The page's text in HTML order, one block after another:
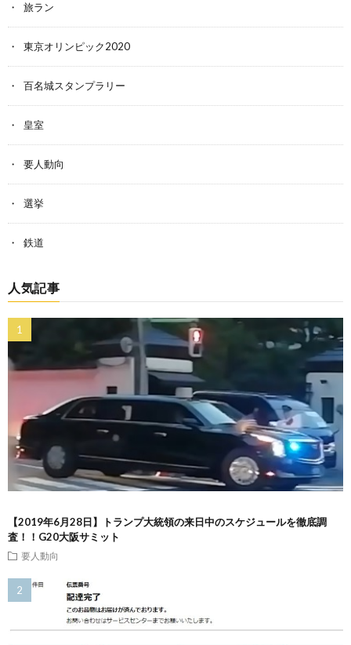
旅ラン
東京オリンピック2020
百名城スタンプラリー
皇室
要人動向
選挙
鉄道
人気記事
【2019年6月28日】トランプ大統領の来日中のスケジュールを徹底調
査！！G20大阪サミット
要人動向